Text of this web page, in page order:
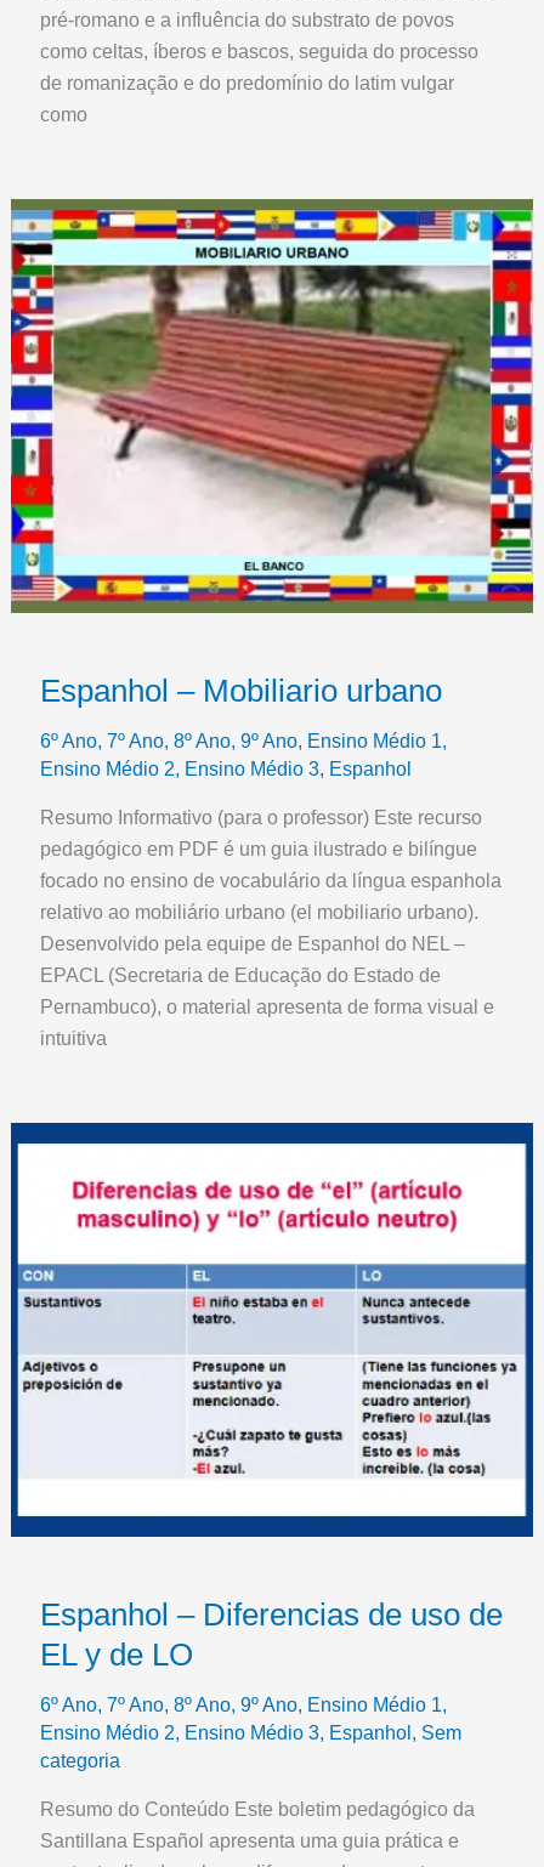
pré-romano e a influência do substrato de povos
como celtas, íberos e bascos, seguida do processo
de romanização e do predomínio do latim vulgar
como
Espanhol – Mobiliario urbano
6º Ano, 7º Ano, 8º Ano, 9º Ano, Ensino Médio 1,
Ensino Médio 2, Ensino Médio 3, Espanhol
Resumo Informativo (para o professor) Este recurso
pedagógico em PDF é um guia ilustrado e bilíngue
focado no ensino de vocabulário da língua espanhola
relativo ao mobiliário urbano (el mobiliario urbano).
Desenvolvido pela equipe de Espanhol do NEL –
EPACL (Secretaria de Educação do Estado de
Pernambuco), o material apresenta de forma visual e
intuitiva
Espanhol – Diferencias de uso de
EL y de LO
6º Ano, 7º Ano, 8º Ano, 9º Ano, Ensino Médio 1,
Ensino Médio 2, Ensino Médio 3, Espanhol , Sem
categoria
Resumo do Conteúdo Este boletim pedagógico da
Santillana Español apresenta uma guia prática e